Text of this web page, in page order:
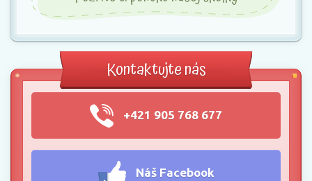
Kontaktujte nás
+421 905 768 677
Náš Facebook